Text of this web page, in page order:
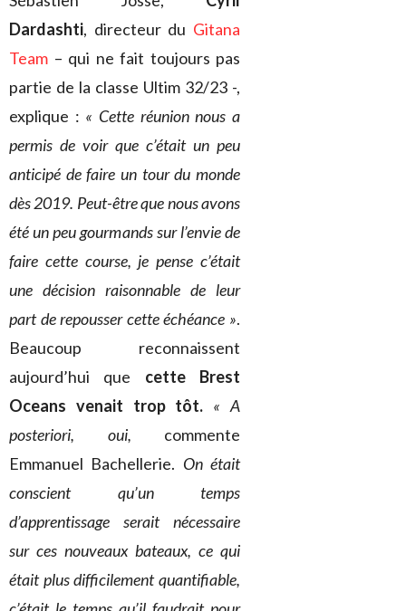
Dardashti, directeur du Gitana
Team – qui ne fait toujours pas
partie de la classe Ultim 32/23 -,
explique : « Cette réunion nous a
permis de voir que c’était un peu
anticipé de faire un tour du monde
dès 2019. Peut-être que nous avons
été un peu gourmands sur l’envie de
faire cette course, je pense c’était
une décision raisonnable de leur
part de repousser cette échéance ».
Beaucoup reconnaissent
aujourd’hui que cette Brest
Oceans venait trop tôt. « A
posteriori, oui, commente
Emmanuel Bachellerie. On était
conscient qu’un temps
d’apprentissage serait nécessaire
sur ces nouveaux bateaux, ce qui
était plus difficilement quantifiable,